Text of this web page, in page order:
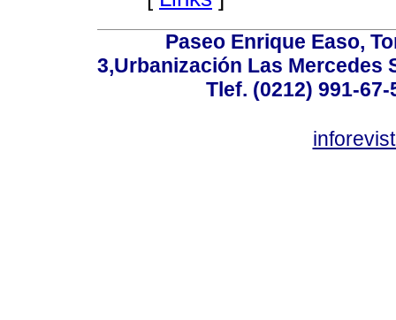
Paseo Enrique Easo,
3,Urbanización Las Mercedes
Tlef. (0212) 991-